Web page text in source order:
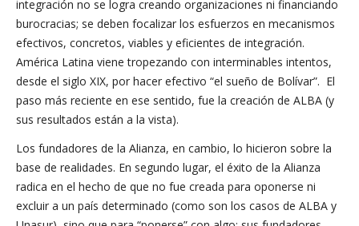
integración no se logra creando organizaciones ni financiando
burocracias; se deben focalizar los esfuerzos en mecanismos
efectivos, concretos, viables y eficientes de integración.
América Latina viene tropezando con interminables intentos,
desde el siglo XIX, por hacer efectivo “el sueño de Bolívar”. El
paso más reciente en ese sentido, fue la creación de ALBA (y
sus resultados están a la vista).
Los fundadores de la Alianza, en cambio, lo hicieron sobre la
base de realidades. En segundo lugar, el éxito de la Alianza
radica en el hecho de que no fue creada para oponerse ni
excluir a un país determinado (como son los casos de ALBA y